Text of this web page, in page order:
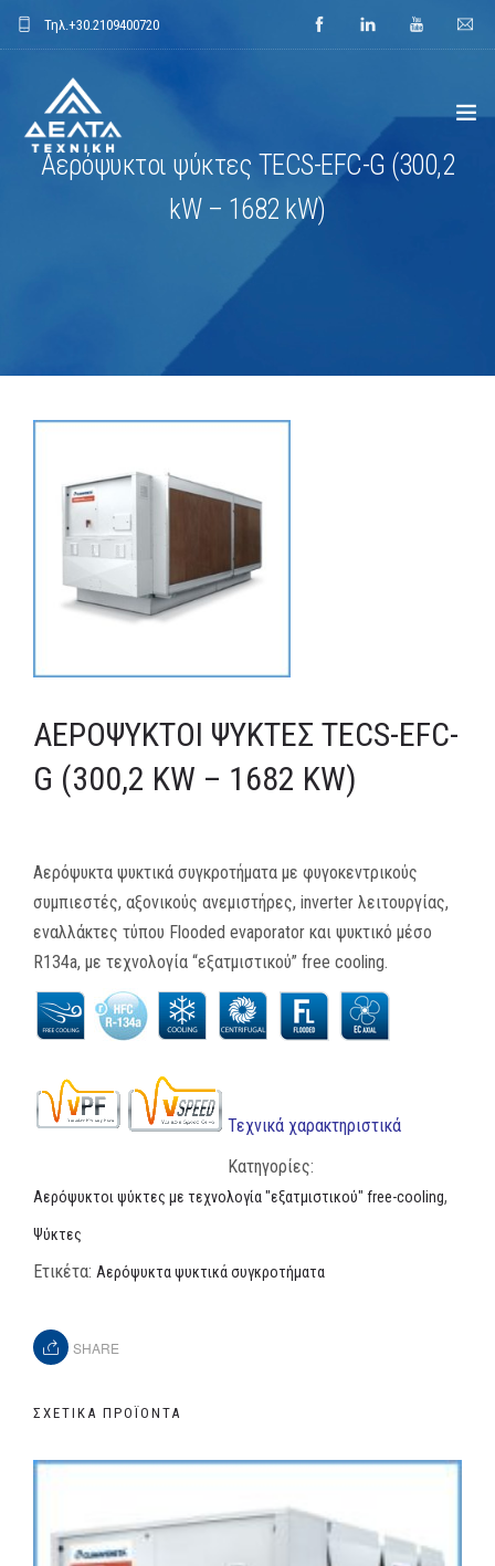
Τηλ.+30.2109400720
ΠΡΟΙΟΝΤΑ
MEDIA
ΦΥΛΛΑΔΙΑ
E-SHOP
Αερόψυκτοι ψύκτες TECS-EFC-G (300,2
kW – 1682 kW)
ΑΕΡΌΨΥΚΤΟΙ ΨΎΚΤΕΣ TECS-EFC-
G (300,2 KW – 1682 KW)
Αερόψυκτα ψυκτικά συγκροτήματα με φυγοκεντρικούς
συμπιεστές, αξονικούς ανεμιστήρες, inverter λειτουργίας,
εναλλάκτες τύπου Flooded evaporator και ψυκτικό μέσο
R134a, με τεχνολογία “εξατμιστικού” free cooling.
Τεχνικά χαρακτηριστικά
Κατηγορίες:
Αερόψυκτοι ψύκτες με τεχνολογία "εξατμιστικού" free-cooling,
Ψύκτες
Ετικέτα: Αερόψυκτα ψυκτικά συγκροτήματα
SHARE
ΣΧΕΤΙΚΆ ΠΡΟΪΌΝΤΑ